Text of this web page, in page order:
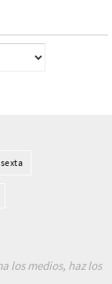
los medios, haz los